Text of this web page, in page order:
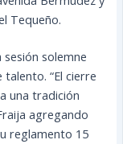
Tequeño.
solemne
“El cierre
una tradición
agregando
reglamento 15